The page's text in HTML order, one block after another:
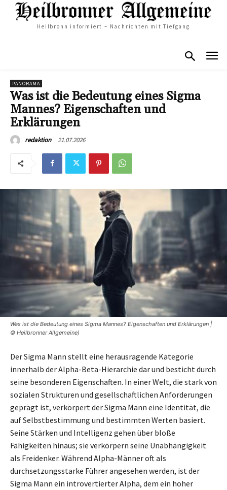
Heilbronn informiert – Nachrichten mit Tiefgang
PANORAMA
Was ist die Bedeutung eines Sigma
Mannes? Eigenschaften und
Erklärungen
redaktion 21.07.2026
Was ist die Bedeutung eines Sigma Mannes? Eigenschaften und Erklärungen |
© Heilbronner Allgemeine)
Der Sigma Mann stellt eine herausragende Kategorie
innerhalb der Alpha-Beta-Hierarchie dar und besticht durch
seine besonderen Eigenschaften. In einer Welt, die stark von
sozialen Strukturen und gesellschaftlichen Anforderungen
geprägt ist, verkörpert der Sigma Mann eine Identität, die
auf Selbstbestimmung und bestimmten Werten basiert.
Seine Stärken und Intelligenz gehen über bloße
Fähigkeiten hinaus; sie verkörpern seine Unabhängigkeit
als Freidenker. Während Alpha-Männer oft als
durchsetzungsstarke Führer angesehen werden, ist der
Sigma Mann ein introvertierter Alpha, dem ein hoher